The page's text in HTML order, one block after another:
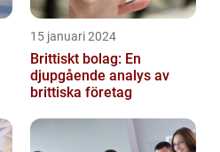
15 januari 2024
Brittiskt bolag: En
djupgående analys av
brittiska företag